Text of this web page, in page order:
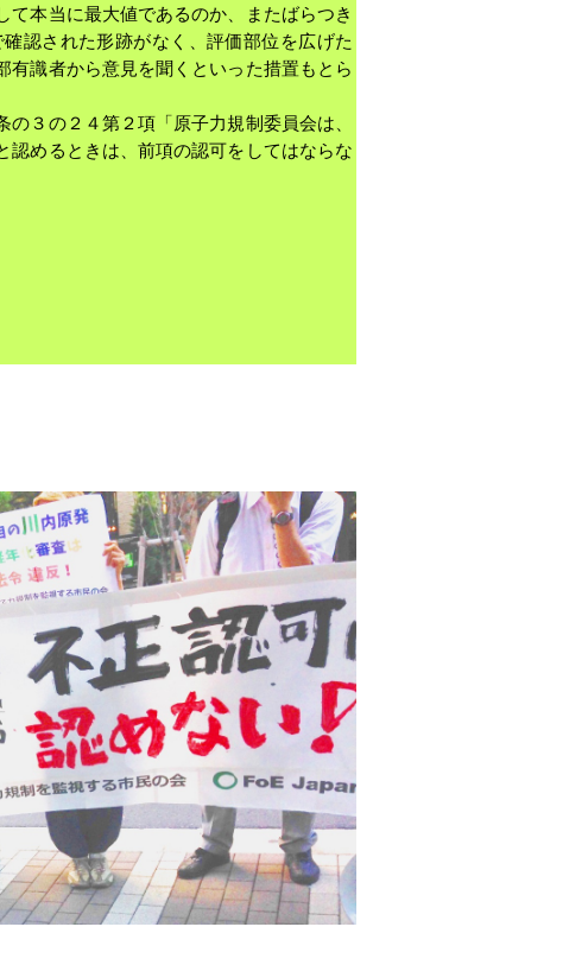
本当に最大値であるのか、またばらつき
認された形跡がなく、評価部位を広げた
有識者から意見を聞くといった措置もとら
３の２４第２項「原子力規制委員会は、
めるときは、前項の認可をしてはならな